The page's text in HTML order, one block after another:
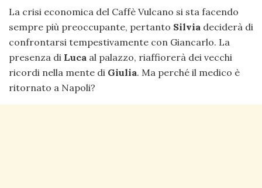
La crisi economica del Caffè Vulcano si sta facendo
sempre più preoccupante, pertanto Silvia deciderà di
confrontarsi tempestivamente con Giancarlo. La
presenza di Luca al palazzo, riaffiorerà dei vecchi
ricordi nella mente di Giulia. Ma perché il medico è
ritornato a Napoli?